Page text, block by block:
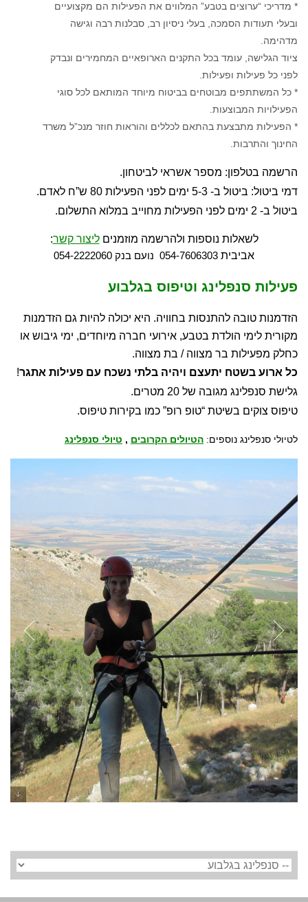
* מדריכי “ערוצים בטבע” המלווים את הפעילות הם מקצועיים
ובעלי תעודות הסמכה, בעלי ניסיון רב, סבלנות רבה וגישה
מדהימה.
ציוד הגלישה, עומד בכל התקנים הארופאיים המחמירים ונבדק
לפני כל פעילות ופעילות.
* כל המשתתפים מבוטחים בביטוח מיוחד המותאם לכל סוגי
הפעילויות המבוצעות.
* הפעילות מתבצעת בהתאם לכללים והוראות חוזר מנכ”ל משרד
החינוך והתרבות.
הרשמה בטלפון: מספר אשראי לביטחון.
דמי ביטול: ביטול ב- 5-3 ימים לפני הפעילות 80 ש”ח לאדם.
ביטול ב- 2 ימים לפני הפעילות מחוייב במלוא התשלום.
לשאלות נוספות ולהרשמה מוזמניםליצור קשר:
אביבית 054-7606303 נועם בנק 054-2222060
פעילות סנפלינג וטיפוס בגלבוע
הזדמנות טובה להתנסות בחוויה. היא יכולה להיות גם הזדמנות
מקורית לימי הולדת בטבע, אירועי חברה מיוחדים, ימי גיבוש או
כחלק מפעילות בר מצווה / בת מצווה.
כל ארוע בשטח יתעצם ויהיה בלתי נשכח עם פעילות אתגר!
גלישת סנפלינג מגובה של 20 מטרים.
טיפוס צוקים בשיטת “טופ רופ” כמו בקירות טיפוס.
לטיולי סנפלינג נוספים: הטיולים הקרובים , טיולי סנפלינג